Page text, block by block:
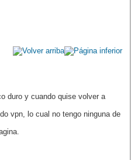
duro y cuando quise volver a
vpn, lo cual no tengo ninguna de